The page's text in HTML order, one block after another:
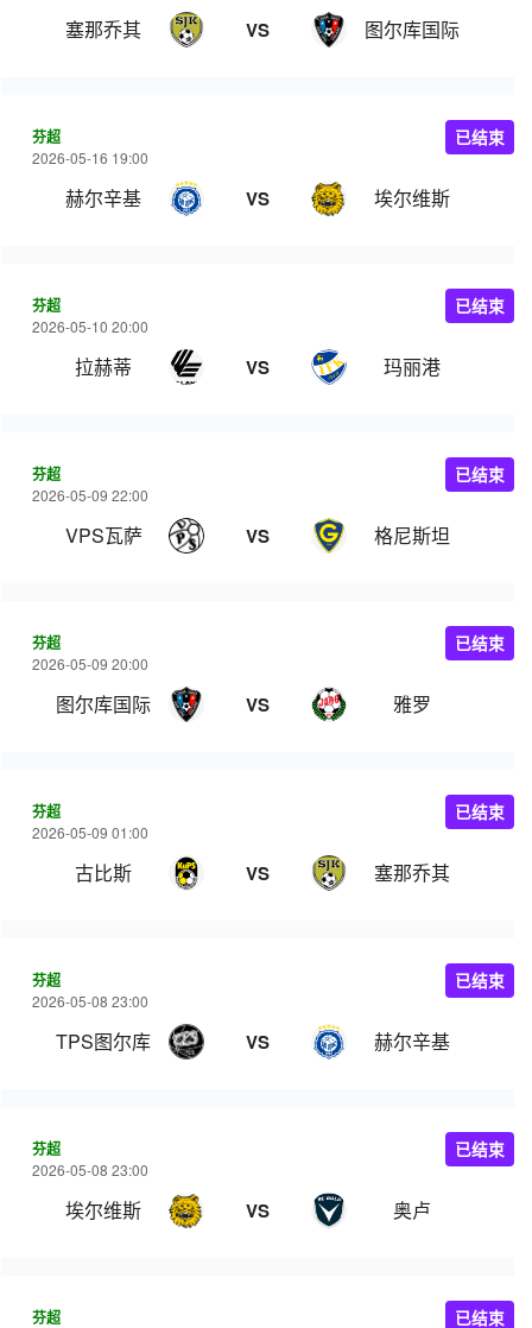
塞那乔其 VS 图尔库国际
芬超
2026-05-16 19:00
赫尔辛基 VS 埃尔维斯
已结束
芬超
2026-05-10 20:00
拉赫蒂 VS 玛丽港
已结束
芬超
2026-05-09 22:00
VPS瓦萨 VS 格尼斯坦
已结束
芬超
2026-05-09 20:00
图尔库国际 VS 雅罗
已结束
芬超
2026-05-09 01:00
古比斯 VS 塞那乔其
已结束
芬超
2026-05-08 23:00
TPS图尔库 VS 赫尔辛基
已结束
芬超
2026-05-08 23:00
埃尔维斯 VS 奥卢
已结束
芬超 已结束